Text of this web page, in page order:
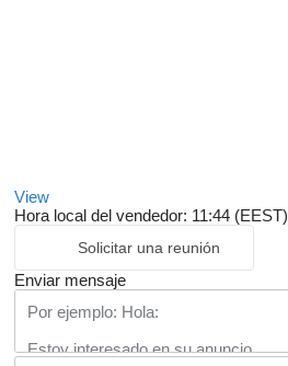
View
Hora local del vendedor: 11:44 (EEST)
Solicitar una reunión
Enviar mensaje